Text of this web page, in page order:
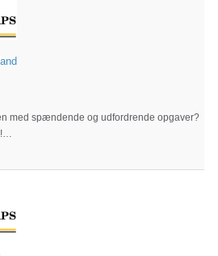
med spændende og udfordrende opgaver?